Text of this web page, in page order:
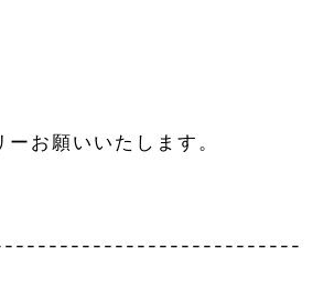
お願いいたします。